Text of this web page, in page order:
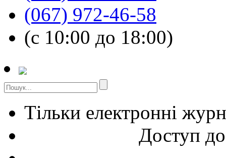
(067) 972-46-58
(с 10:00 до 18:00)
Тільки електронні
Доступ